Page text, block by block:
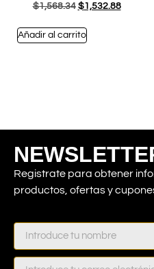
$1,568.34 $1,532.88
Añadir al carrito
Registrate para obtener
productos, ofertas y